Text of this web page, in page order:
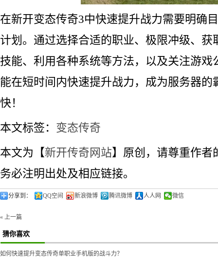
在新开变态传奇3中快速提升战力需要明确
计划。通过选择合适的职业、极限冲级、获
技能、利用各种系统等方法，以及关注游戏
能在短时间内快速提升战力，成为服务器的
快！
本文标签： 变态传奇
本文为【新开传奇网站】原创，请尊重作者
务必注明出处及相应链接。
分享到： QQ空间 新浪微博 腾讯微博 人人网 微信
« 上一篇
猜你喜欢
如何快速提升变态传奇单职业手机版的战斗力？